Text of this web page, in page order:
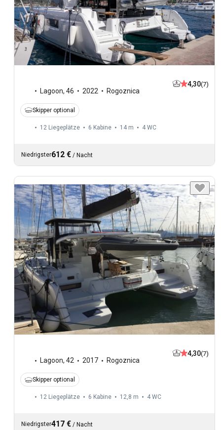
Lagoon, 46 2022 Rogoznica
4,30(7)
Skipper optional
12 Liegeplätze 6 Kabine 14 m 4 WC
Niedrigster612 € / Nacht
Lagoon, 42 2017 Rogoznica
4,30(7)
Skipper optional
12 Liegeplätze 6 Kabine 12,8 m 4 WC
Niedrigster417 € / Nacht